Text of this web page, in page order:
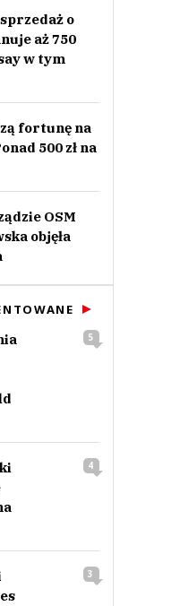
o
aż 750
w tym
fortunę na
500 zł na
OSM
objęła
5
4
3